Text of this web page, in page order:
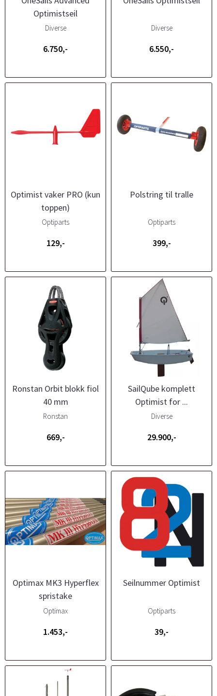
Optimistseil
Diverse
6.750,-
Diverse
6.550,-
Optimist vaker PRO (kun
toppen)
Optiparts
129,-
Polstring til tralle
Optiparts
399,-
Ronstan Orbit blokk fiol
40 mm
Ronstan
669,-
SailQube komplett
Optimist for ...
Diverse
29.900,-
Optimax MK3 Hyperflex
spristake
Optimax
1.453,-
Seilnummer Optimist
Optiparts
39,-